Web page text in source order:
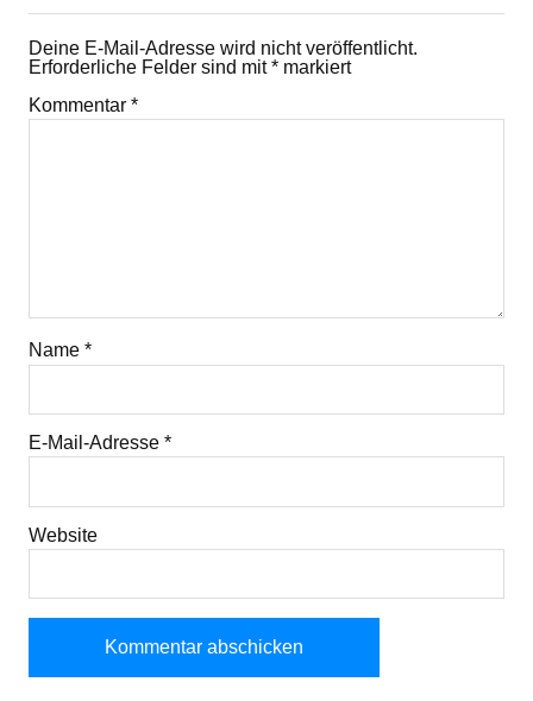
Deine E-Mail-Adresse wird nicht veröffentlicht.
Erforderliche Felder sind mit* markiert
Kommentar *
Name *
E-Mail-Adresse *
Website